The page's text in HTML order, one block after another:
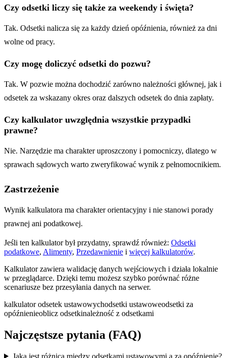
Czy odsetki liczy się także za weekendy i święta?
Tak. Odsetki nalicza się za każdy dzień opóźnienia, również za dni
wolne od pracy.
Czy mogę doliczyć odsetki do pozwu?
Tak. W pozwie można dochodzić zarówno należności głównej, jak i
odsetek za wskazany okres oraz dalszych odsetek do dnia zapłaty.
Czy kalkulator uwzględnia wszystkie przypadki
prawne?
Nie. Narzędzie ma charakter uproszczony i pomocniczy, dlatego w
sprawach sądowych warto zweryfikować wynik z pełnomocnikiem.
Zastrzeżenie
Wynik kalkulatora ma charakter orientacyjny i nie stanowi porady
prawnej ani podatkowej.
Jeśli ten kalkulator był przydatny, sprawdź również: Odsetki
podatkowe, Alimenty, Przedawnienie i więcej kalkulatorów.
Kalkulator zawiera walidację danych wejściowych i działa lokalnie
w przeglądarce. Dzięki temu możesz szybko porównać różne
scenariusze bez przesyłania danych na serwer.
kalkulator odsetek ustawowychodsetki ustawoweodsetki za
opóźnienieoblicz odsetkinależność z odsetkami
Najczęstsze pytania (FAQ)
Jaka jest różnica między odsetkami ustawowymi a za opóźnienie?